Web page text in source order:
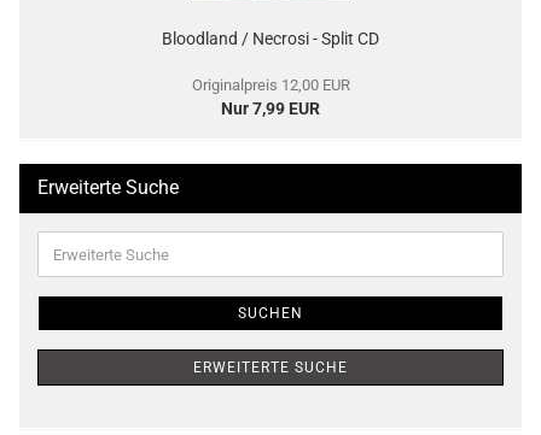
Bloodland / Necrosi - Split CD
Originalpreis 12,00 EUR
Nur 7,99 EUR
Erweiterte Suche
Suche
SUCHEN
ERWEITERTE SUCHE